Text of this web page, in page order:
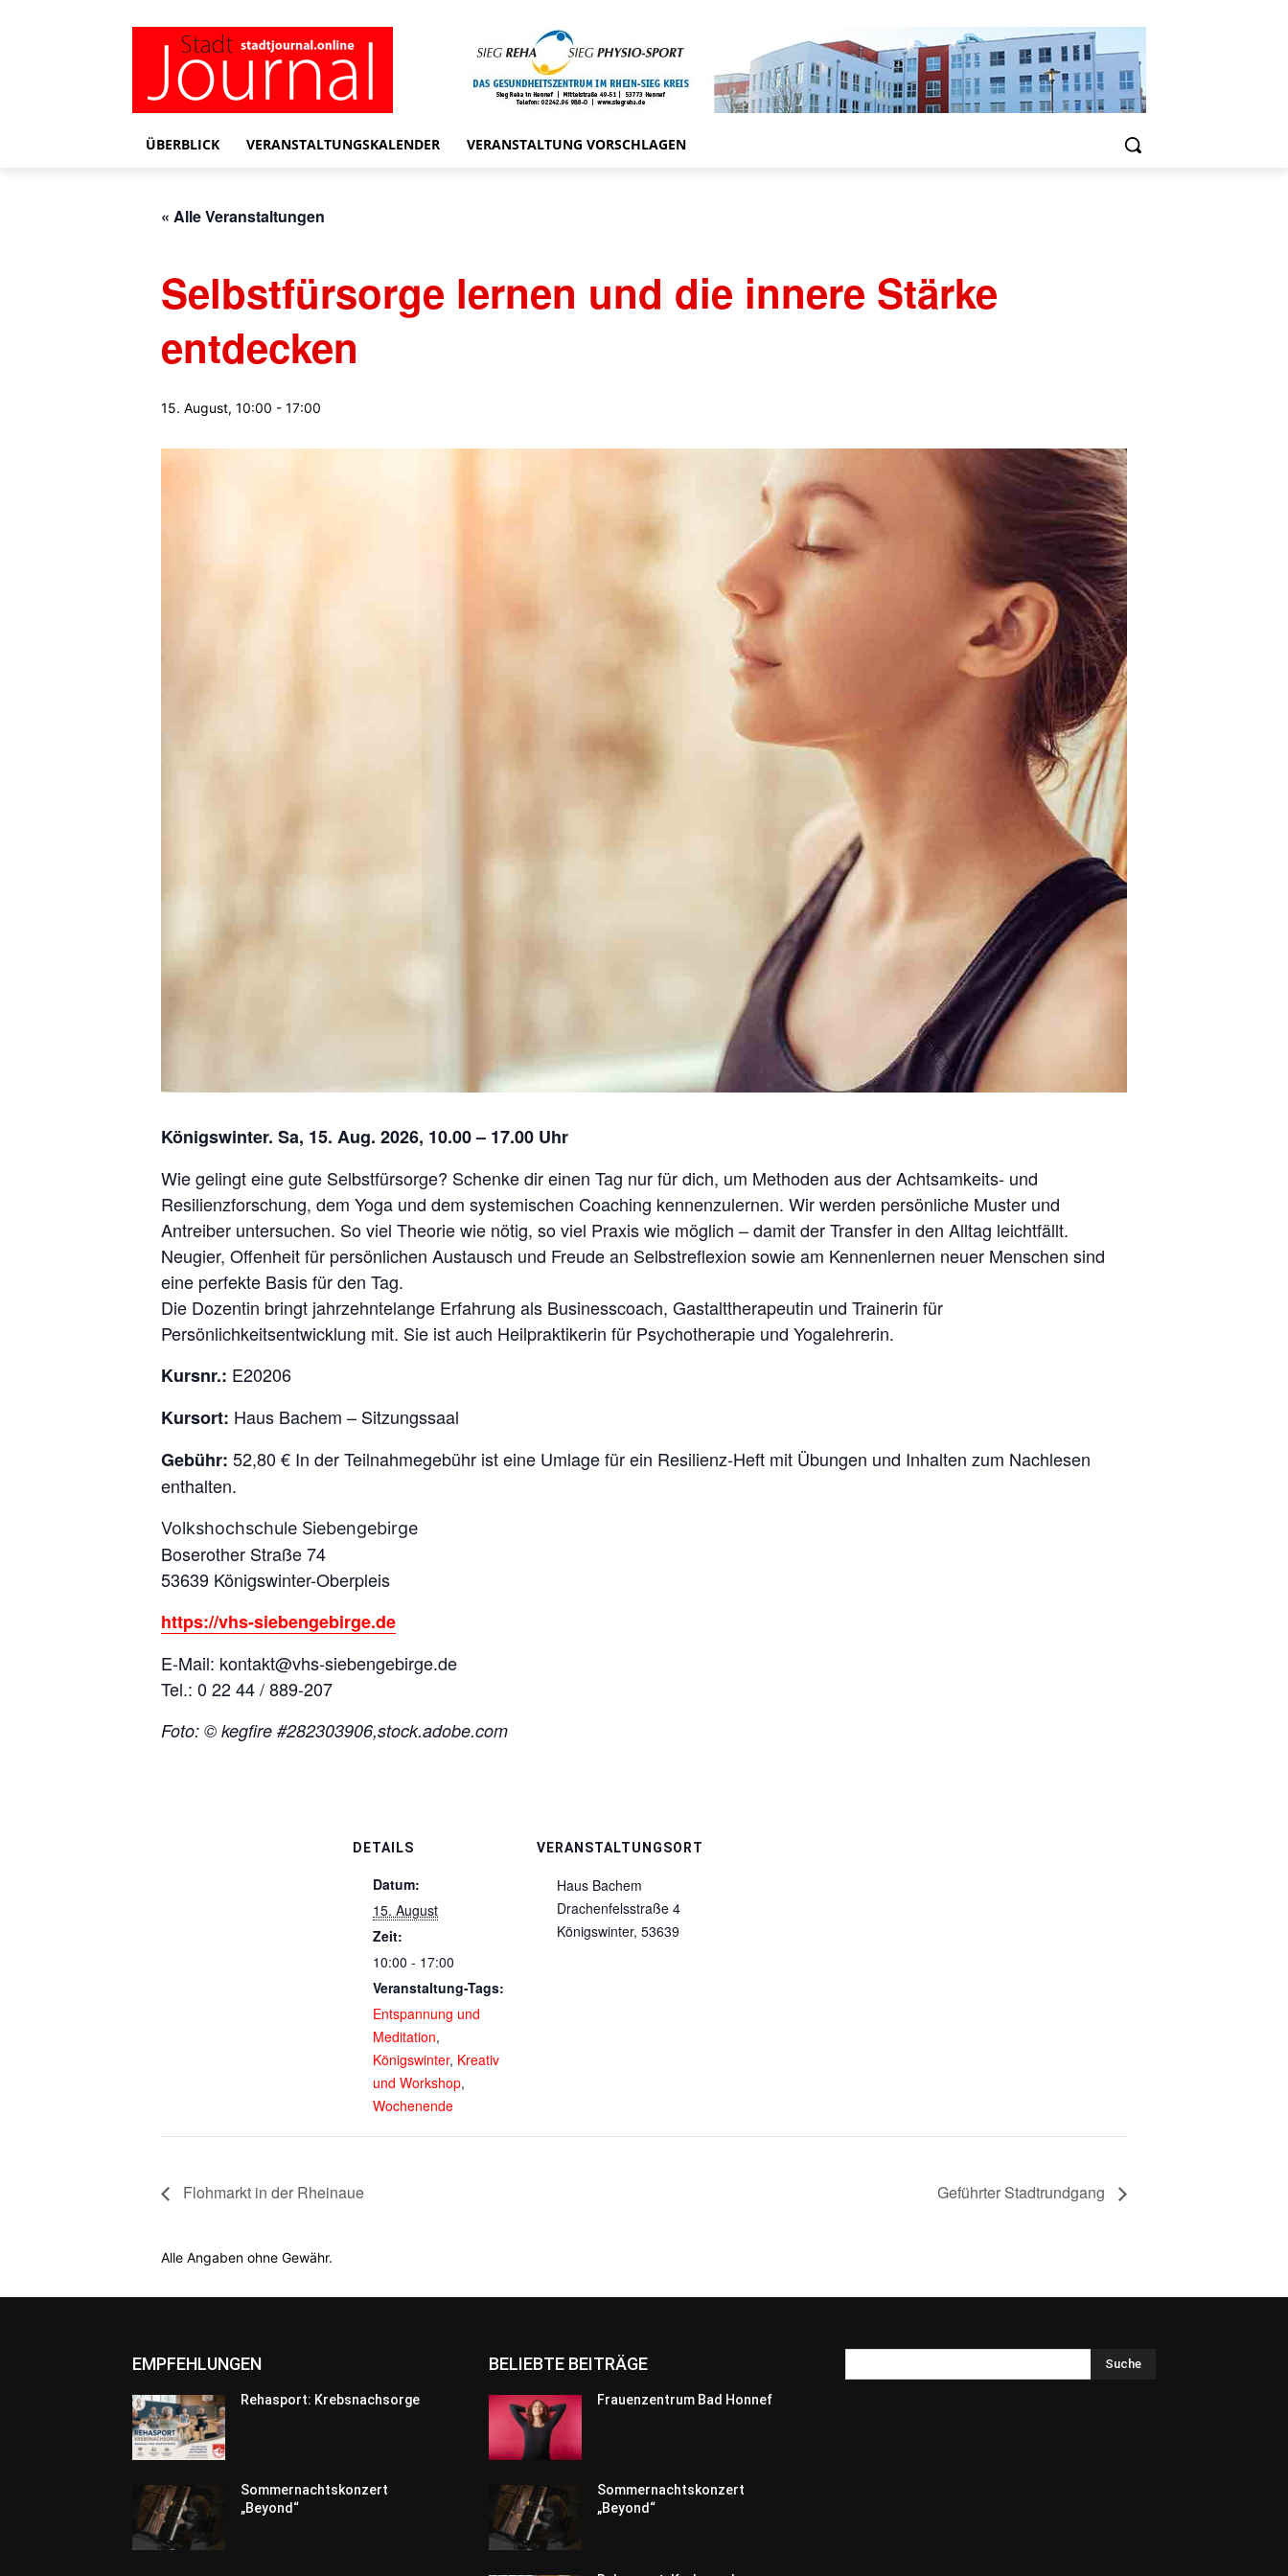
ÜBERBLICK VERANSTALTUNGSKALENDER VERANSTALTUNG VORSCHLAGEN
« Alle Veranstaltungen
Selbstfürsorge lernen und die innere Stärke
entdecken
15. August, 10:00 - 17:00
Königswinter. Sa, 15. Aug. 2026, 10.00 – 17.00 Uhr
Wie gelingt eine gute Selbstfürsorge? Schenke dir einen Tag nur für dich, um Methoden aus der Achtsamkeits- und
Resilienzforschung, dem Yoga und dem systemischen Coaching kennenzulernen. Wir werden persönliche Muster und
Antreiber untersuchen. So viel Theorie wie nötig, so viel Praxis wie möglich – damit der Transfer in den Alltag leichtfällt.
Neugier, Offenheit für persönlichen Austausch und Freude an Selbstreflexion sowie am Kennenlernen neuer Menschen sind
eine perfekte Basis für den Tag.
Die Dozentin bringt jahrzehntelange Erfahrung als Businesscoach, Gastalttherapeutin und Trainerin für
Persönlichkeitsentwicklung mit. Sie ist auch Heilpraktikerin für Psychotherapie und Yogalehrerin.
Kursnr.: E20206
Kursort: Haus Bachem – Sitzungssaal
Gebühr: 52,80 € In der Teilnahmegebühr ist eine Umlage für ein Resilienz-Heft mit Übungen und Inhalten zum Nachlesen
enthalten.
Volkshochschule Siebengebirge
Boserother Straße 74
53639 Königswinter-Oberpleis
https://vhs-siebengebirge.de
E-Mail: kontakt@vhs-siebengebirge.de
Tel.: 0 22 44 / 889-207
Foto: © kegfire #282303906,stock.adobe.com
DETAILS
Datum:
15. August
Zeit:
10:00 - 17:00
Veranstaltung-Tags:
Entspannung und
Meditation,
Königswinter, Kreativ
und Workshop,
Wochenende
VERANSTALTUNGSORT
Haus Bachem
Drachenfelsstraße 4
Königswinter, 53639
Flohmarkt in der Rheinaue Geführter Stadtrundgang
Alle Angaben ohne Gewähr.
EMPFEHLUNGEN
Rehasport: Krebsnachsorge
Sommernachtskonzert
„Beyond“
BELIEBTE BEITRÄGE
Frauenzentrum Bad Honnef
Sommernachtskonzert
„Beyond“
Suche